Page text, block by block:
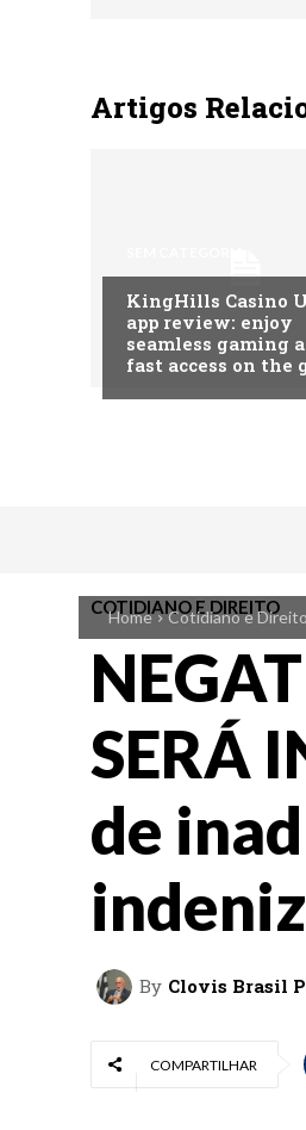
Artigos
KingHills Casino
app review: enjoy
seamless gaming
fast access on the